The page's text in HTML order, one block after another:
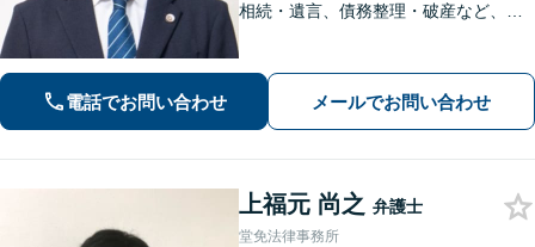
相続・遺言、債務整理・破産など、幅
ない場合、まずは堂園法律事務所まで
ご相談ください。
電話でお問い合わせ メールでお問い合わせ
上福元 尚之 弁護士
堂免法律事務所